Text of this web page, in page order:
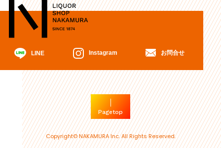
LINE Instagram お問合せ
Pagetop
Copyright© NAKAMURA Inc. All Rights Reserved.